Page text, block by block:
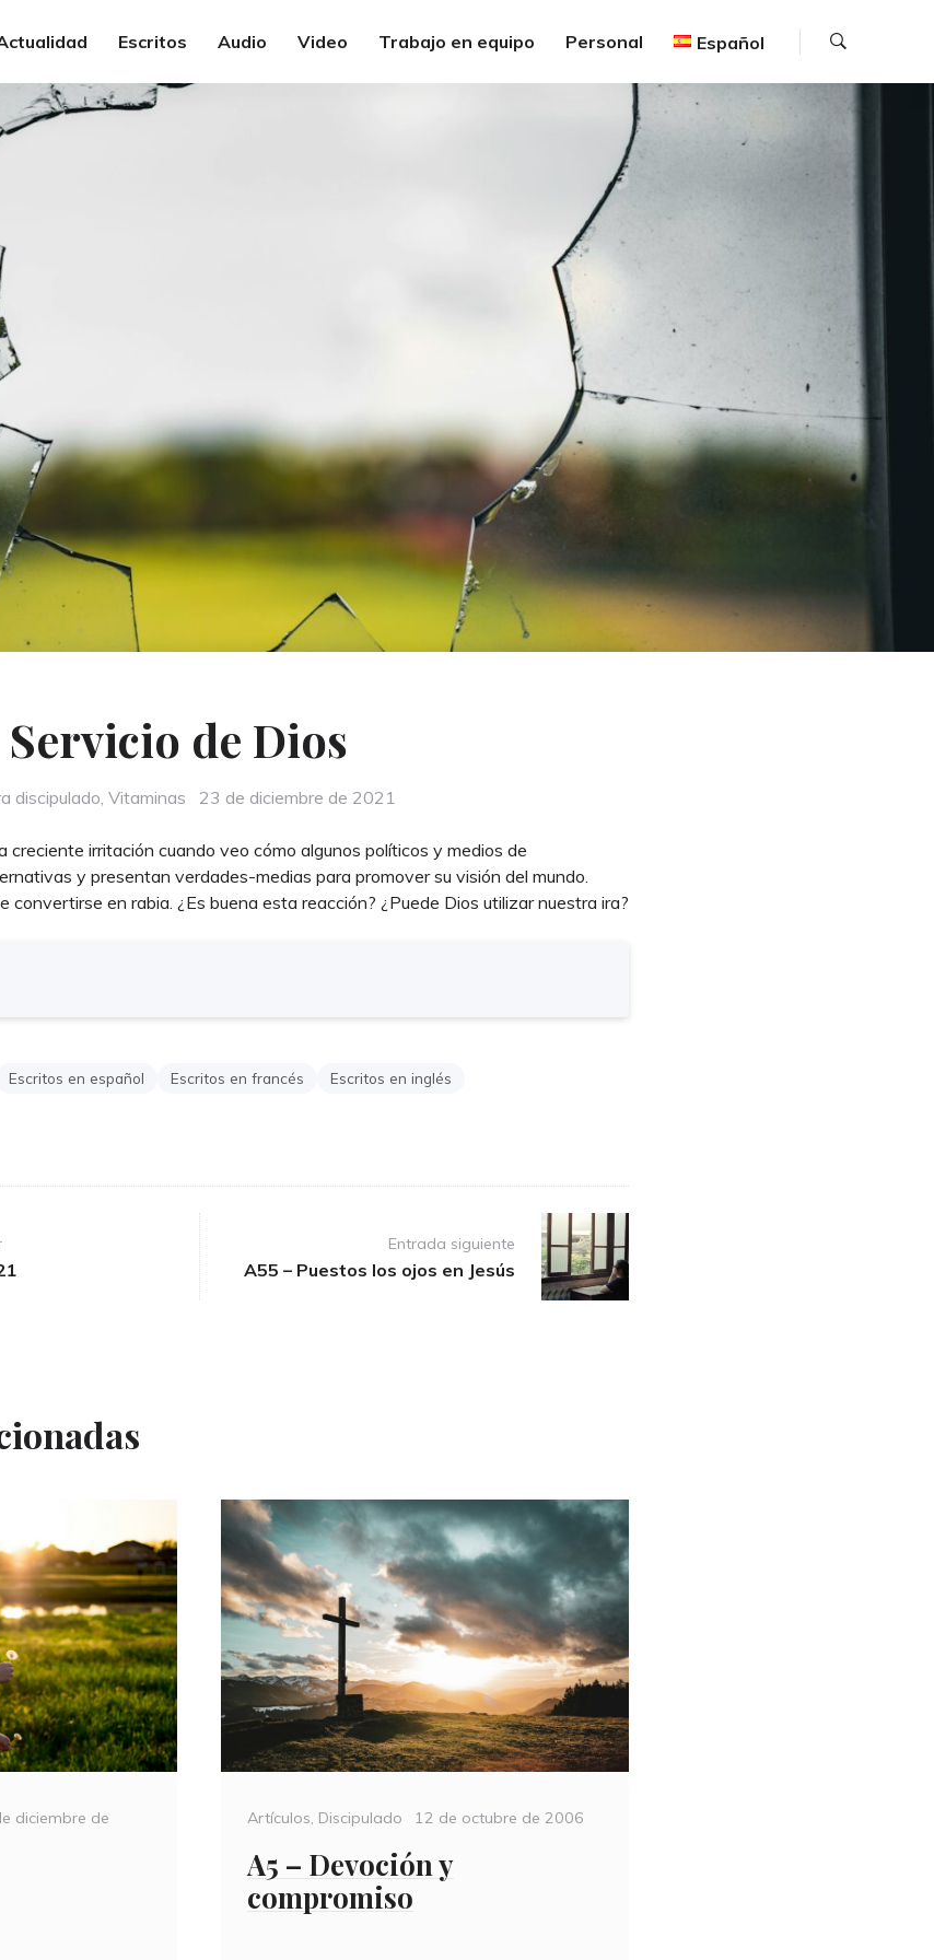
Escritos Audio Video Trabajo en equipo Personal Español
de Dios
discipulado, Vitaminas
Posted
23 de diciembre de 2021
creciente irritación cuando veo cómo algunos políticos y medios de
y presentan verdades-medias para promover su visión del mundo.
convertirse en rabia. ¿Es buena esta reacción? ¿Puede Dios utilizar nuestra ira?
Escritos en español Escritos en francés
Escritos en inglés
Entrada siguiente
A55 – Puestos los ojos en Jesús
diciembre de
Categories
Artículos, Discipulado
Posted
12 de octubre de 2006
A5 – Devoción y
compromiso